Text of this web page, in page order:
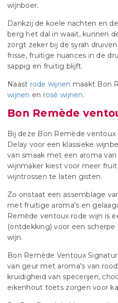
wijnboer.
Dankzij de koele nachten en
berg het dal in waait, kunnen
zorgt zeker bij de syrah
frisse, fruitige nuances in de
sappig en fruitig blijft.
Naast rode wijnen maakt Bon
wijnen en rosé wijnen.
Bon Remède
Bij deze Bon Remède
Delay voor een klassieke
van smaak met een aroma
wijnmaker kiest voor meer
wijntrossen te laten gisten.
Zo onstaat een assemblage
met fruitige aroma's en
Remède ventoux rode wijn is
(ontdekking) voor een scherpe
wijn.
Bon Remède Ventoux
van geur met aroma's van
kruidigheid van specerijen,
eikenhout toets zorgen voor